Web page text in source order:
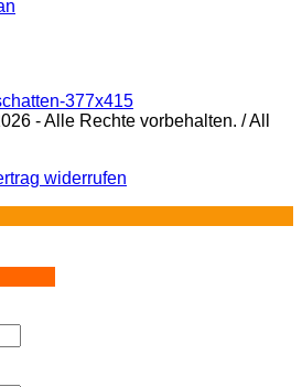
- Alle Rechte vorbehalten. / All
widerrufen